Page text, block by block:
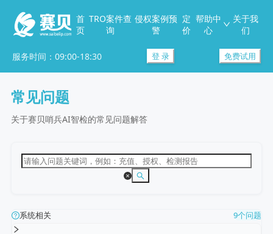
首
页
TRO案件查
询
侵权案例预
警
定
价
帮助中
心
关于我
们
服务时间：09:00-18:30 登 录 免费试用
常见问题
关于赛贝哨兵AI智检的常见问题解答
系统相关 9个问题